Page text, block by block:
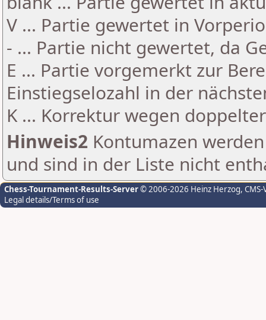
V ... Partie gewertet in
- ... Partie nicht gewertet, da
E ... Partie vorgemerkt zur
Einstiegselozahl in der
K ... Korrektur wegen
Hinweis2 Kontumazen
und sind in der Liste nicht
Chess-Tournament-Results-Server© 2006-2026 Heinz Herzog,
Legal details/Terms of use